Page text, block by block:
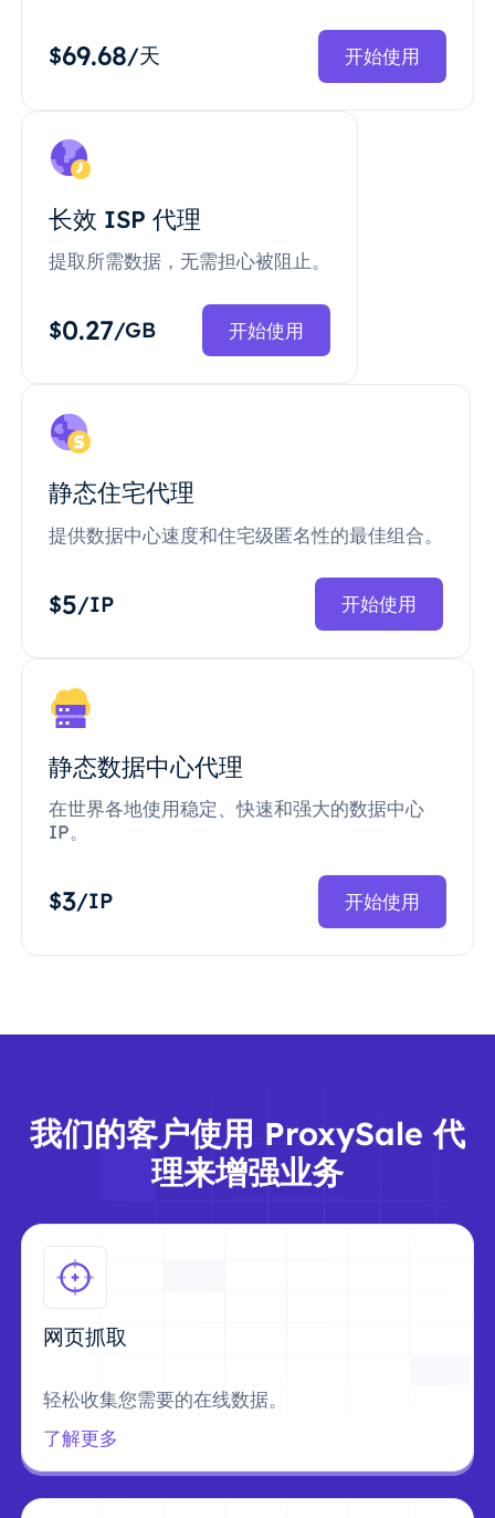
$69.68/天 开始使用
长效 ISP 代理
提取所需数据，无需担心被阻止。
$0.27/GB 开始使用
静态住宅代理
提供数据中心速度和住宅级匿名性的最佳组合。
$5/IP 开始使用
静态数据中心代理
在世界各地使用稳定、快速和强大的数据中心
IP。
$3/IP 开始使用
我们的客户使用 ProxySale 代
理来增强业务
网页抓取
轻松收集您需要的在线数据。
了解更多